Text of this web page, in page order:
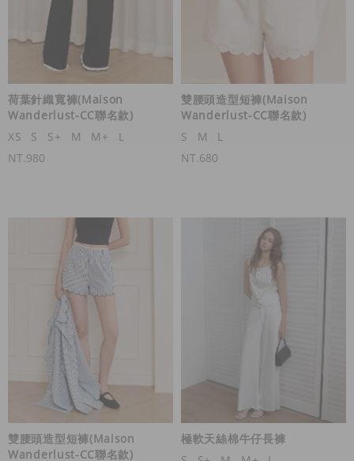
荷葉針織寬褲(Maison
Wanderlust-CC聯名款)
XS
S S+ M M+
L
NT.980
雙腰頭造型短褲(Maison
Wanderlust-CC聯名款)
S
M
L
NT.680
雙腰頭造型短褲(Maison
Wanderlust-CC聯名款)
極軟天絲棉牛仔長褲